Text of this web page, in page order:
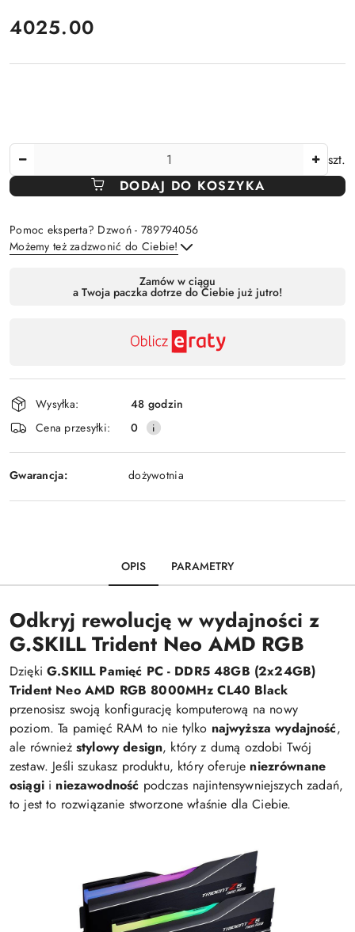
cena:
4025.00
szt.
DODAJ DO KOSZYKA
Pomoc eksperta? Dzwoń - 789794056
Możemy też zadzwonić do Ciebie!
Zamów w ciągu
a Twoja paczka dotrze do Ciebie już jutro!
Wysyłka:
48 godzin
Cena przesyłki:
0
Gwarancja: dożywotnia
OPIS PARAMETRY
Odkryj rewolucję w wydajności z
G.SKILL Trident Neo AMD RGB
DziękiG.SKILL Pamięć PC - DDR5 48GB (2x24GB)
Trident Neo AMD RGB 8000MHz CL40 Black
przenosisz swoją konfigurację komputerową na nowy
poziom. Ta pamięć RAM to nie tylko najwyższa wydajność,
ale również stylowy design, który z dumą ozdobi Twój
zestaw. Jeśli szukasz produktu, który oferuje niezrównane
osiągii niezawodność podczas najintensywniejszych zadań,
to jest to rozwiązanie stworzone właśnie dla Ciebie.